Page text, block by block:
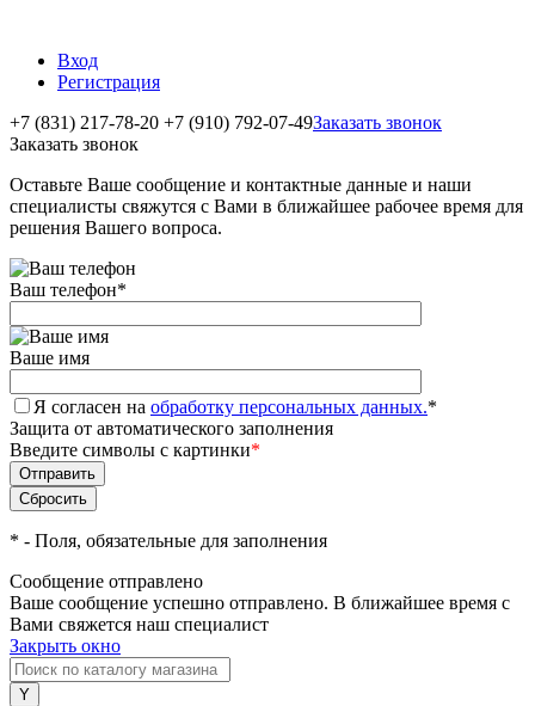
Вход
Регистрация
+7 (831) 217-78-20 +7 (910) 792-07-49Заказать звонок
Заказать звонок
Оставьте Ваше сообщение и контактные данные и наши
специалисты свяжутся с Вами в ближайшее рабочее время для
решения Вашего вопроса.
Ваш телефон*
Ваше имя
Я согласен на обработку персональных данных.*
Защита от автоматического заполнения
Введите символы с картинки*
* - Поля, обязательные для заполнения
Сообщение отправлено
Ваше сообщение успешно отправлено. В ближайшее время с
Вами свяжется наш специалист
Закрыть окно